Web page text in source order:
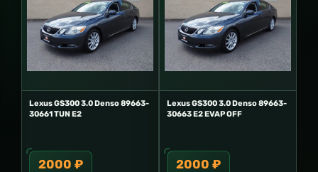
Lexus GS300 3.0 Denso 89663-
30661 TUN E2
2000 ₽
Lexus GS300 3.0 Denso 89663-
30663 E2 EVAP OFF
2000 ₽